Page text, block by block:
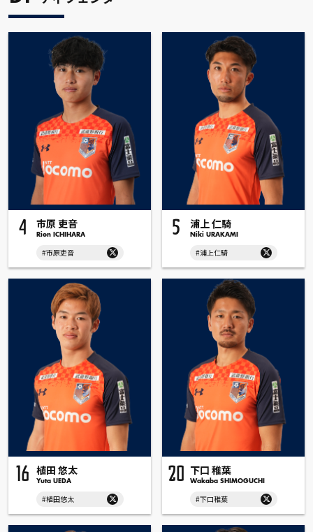
4 市原 吏音
Rion ICHIHARA
#市原吏音
5 浦上 仁騎
Niki URAKAMI
#浦上仁騎
16 植田 悠太
Yuta UEDA
#植田悠太
20 下口 稚葉
Wakaba SHIMOGUCHI
#下口稚葉